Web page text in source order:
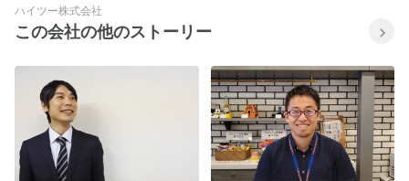
ハイツー株式会社
この会社の他のストーリー